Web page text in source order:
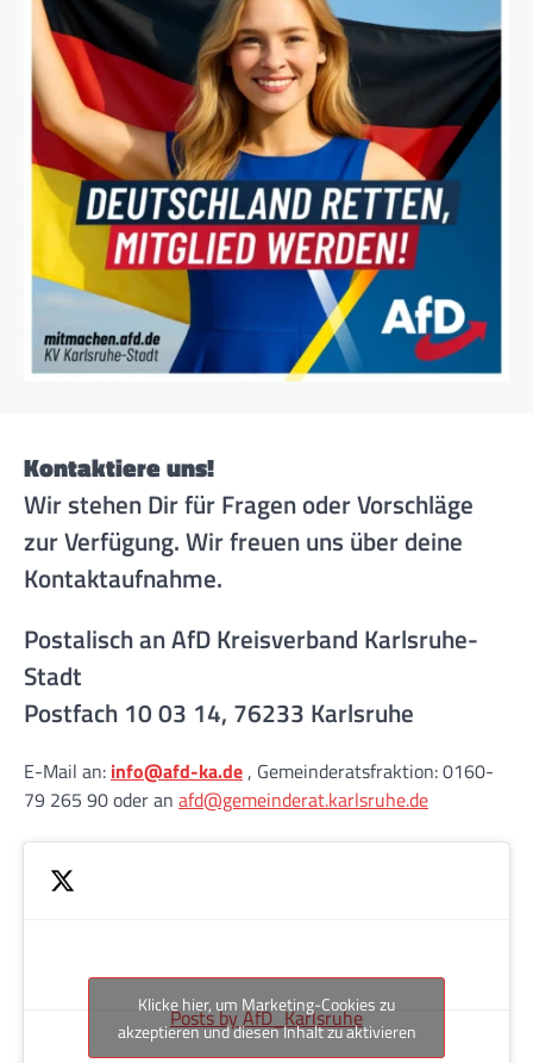
Kontaktiere uns!
Wir stehen Dir für Fragen oder Vorschläge
zur Verfügung. Wir freuen uns über deine
Kontaktaufnahme.
Postalisch an AfD Kreisverband Karlsruhe-
Stadt
Postfach 10 03 14, 76233 Karlsruhe
E-Mail an: info@afd-ka.de, Gemeinderatsfraktion: 0160-
79 265 90 oder an afd@gemeinderat.karlsruhe.de
Posts by AfD_Karlsruhe
Klicke hier, um Marketing-Cookies zu
akzeptieren und diesen Inhalt zu aktivieren